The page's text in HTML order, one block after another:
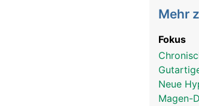
Mehr
Fokus
Neue
Magen-